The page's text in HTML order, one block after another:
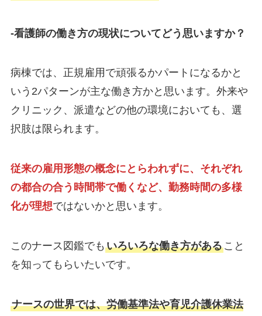
-看護師の働き方の現状についてどう思いますか？
病棟では、正規雇用で頑張るかパートになるかと
いう2パターンが主な働き方かと思います。外来や
クリニック、派遣などの他の環境においても、選
択肢は限られます。
従来の雇用形態の概念にとらわれずに、それぞれ
の都合の合う時間帯で働くなど、勤務時間の多様
化が理想ではないかと思います。
このナース図鑑でも いろいろな働き方があること
を知ってもらいたいです。
ナースの世界では、労働基準法や育児介護休業法